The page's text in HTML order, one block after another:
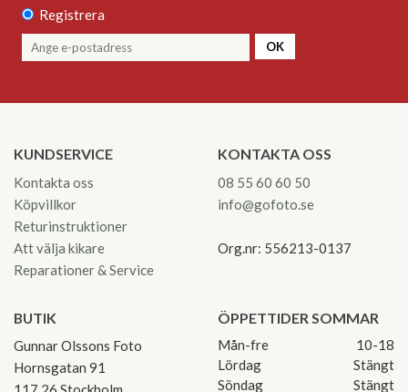
Registrera
OK
KUNDSERVICE
Kontakta oss
Köpvillkor
Returinstruktioner
Att välja kikare
Reparationer & Service
KONTAKTA OSS
08 55 60 60 50
info@gofoto.se
Org.nr: 556213-0137
BUTIK
Gunnar Olssons Foto
Hornsgatan 91
ÖPPETTIDER SOMMAR
Mån-fre
10-18
Lördag
Stängt
Söndag
Stängt